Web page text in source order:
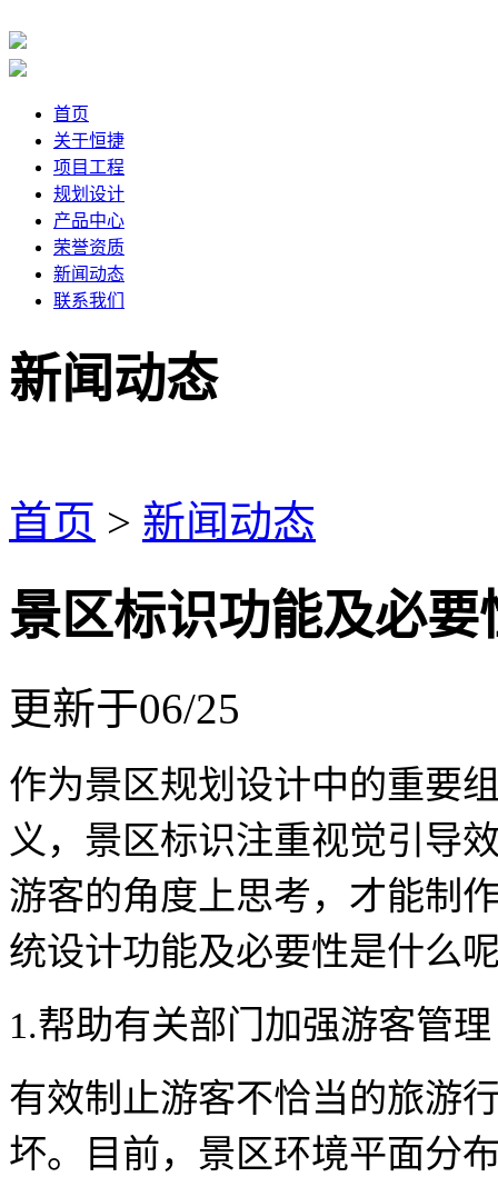
首页
关于恒捷
项目工程
规划设计
产品中心
荣誉资质
新闻动态
联系我们
新闻动态
首页 > 新闻动态
景区标识功能及必要
更新于06/25
作为景区规划设计中的重要
义，景区标识注重视觉引导
游客的角度上思考，才能制
统设计功能及必要性是什么
1.帮助有关部门加强游客管理
有效制止游客不恰当的旅游
坏。目前，景区环境平面分